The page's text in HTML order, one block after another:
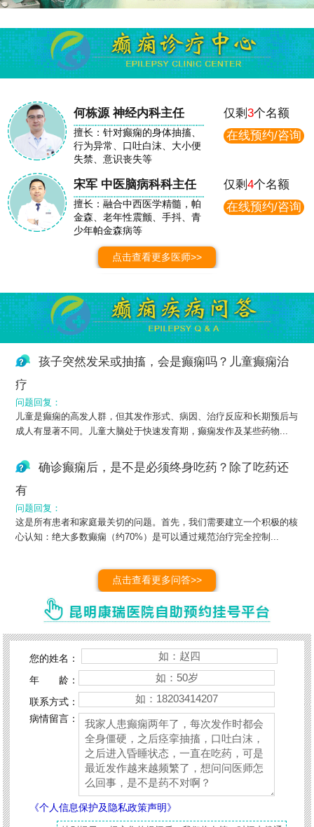
何栋源 神经内科主任
擅长：针对癫痫的身体抽搐、
行为异常、口吐白沫、大小便
失禁、意识丧失等
仅剩3个名额
在线预约/咨询
宋军 中医脑病科科主任
擅长：融合中西医学精髓，帕
金森、老年性震颤、手抖、青
少年帕金森病等
仅剩4个名额
在线预约/咨询
点击查看更多医师>>
孩子突然发呆或抽搐，会是癫痫吗？儿童癫痫治
疗
问题回复：
儿童是癫痫的高发人群，但其发作形式、病因、治疗反应和长期预后与
成人有显著不同。儿童大脑处于快速发育期，癫痫发作及某些药物...
确诊癫痫后，是不是必须终身吃药？除了吃药还
有
问题回复：
这是所有患者和家庭最关切的问题。首先，我们需要建立一个积极的核
心认知：绝大多数癫痫（约70%）是可以通过规范治疗完全控制...
点击查看更多问答>>
您的姓名：
年 龄：
联系方式：
病情留言：
《个人信息保护及隐私政策声明》